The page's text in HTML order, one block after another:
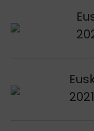
Voir publication
Voir publication